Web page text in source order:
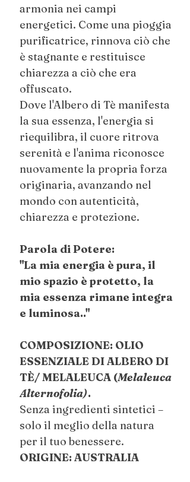
armonia nei campi
energetici. Come una pioggia
purificatrice, rinnova ciò che
è stagnante e restituisce
chiarezza a ciò che era
offuscato.
Dove l'Albero di Tè manifesta
la sua essenza, l'energia si
riequilibra, il cuore ritrova
serenità e l'anima riconosce
nuovamente la propria forza
originaria, avanzando nel
mondo con autenticità,
chiarezza e protezione.
Parola di Potere:
"La mia energia è pura, il
mio spazio è protetto, la
mia essenza rimane integra
e luminosa.."
COMPOSIZIONE: OLIO
ESSENZIALE DI ALBERO DI
TÈ/ MELALEUCA (Melaleuca
Alternofolia).
Senza ingredienti sintetici –
solo il meglio della natura
per il tuo benessere.
ORIGINE: AUSTRALIA